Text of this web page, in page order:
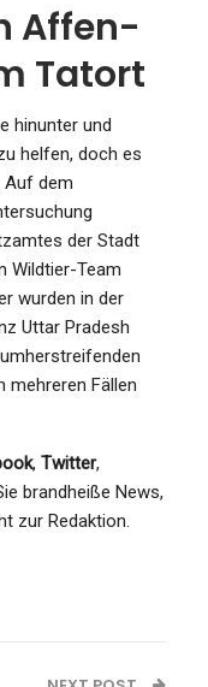
Affen-
Tatort
hinunter und
helfen, doch es
dem
der Stadt
Wildtier-Team
wurden in der
Uttar Pradesh
mehreren Fällen
, Twitter,
brandheiße News,
zur Redaktion.